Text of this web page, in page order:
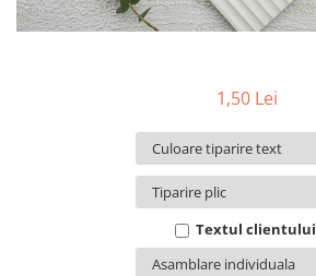
Pachete marturii
Pungi si cutii prajituri
Cutii flori de hartie
Aranjamente tematice
2020 Craciun si Anul Nou
1,50 Lei
Textul clientului